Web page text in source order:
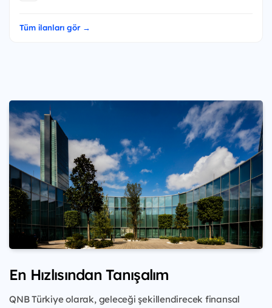
Tüm ilanları gör →
En Hızlısından Tanışalım
QNB Türkiye olarak, geleceği şekillendirecek finansal